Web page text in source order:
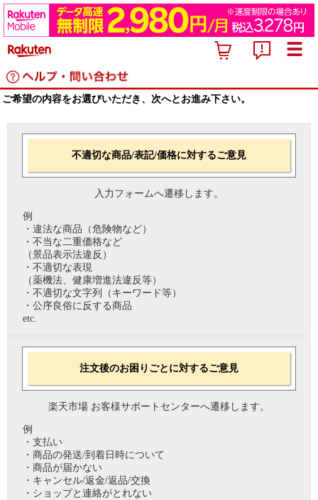
ご希望の内容をお選びいただき、次へとお進み下さい。
不適切な商品/表記/価格に対するご意見
入力フォームへ遷移します。
例
・違法な商品（危険物など）
・不当な二重価格など
（景品表示法違反）
・不適切な表現
（薬機法、健康増進法違反等）
・不適切な文字列（キーワード等）
・公序良俗に反する商品
etc.
注文後のお困りごとに対するご意見
楽天市場 お客様サポートセンターへ遷移します。
例
・支払い
・商品の発送/到着日時について
・商品が届かない
・キャンセル/返金/返品/交換
・ショップと連絡がとれない